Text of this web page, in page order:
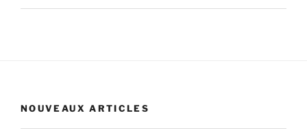
NOUVEAUX ARTICLES